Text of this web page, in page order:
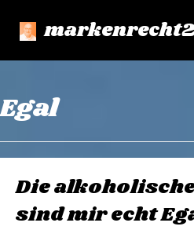
Egal
Die
sind mir echt